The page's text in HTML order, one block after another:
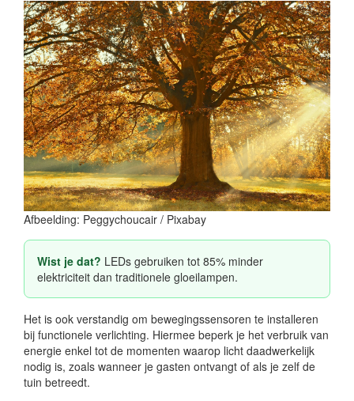
Afbeelding: Peggychoucair / Pixabay
Wist je dat? LEDs gebruiken tot 85% minder
elektriciteit dan traditionele gloeilampen.
Het is ook verstandig om bewegingssensoren te installeren
bij functionele verlichting. Hiermee beperk je het verbruik van
energie enkel tot de momenten waarop licht daadwerkelijk
nodig is, zoals wanneer je gasten ontvangt of als je zelf de
tuin betreedt.